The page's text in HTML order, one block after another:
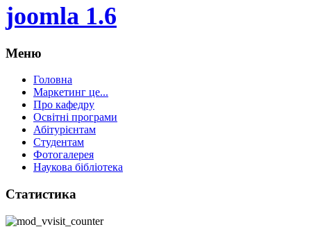
joomla 1.6
Меню
Головна
Маркетинг це...
Про кафедру
Освітні програми
Абітурієнтам
Студентам
Фотогалерея
Наукова бібліотека
Статистика